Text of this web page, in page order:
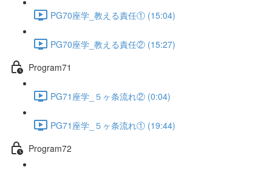
PG70座学_教える責任① (15:04)
PG70座学_教える責任② (15:27)
Program71
PG71座学_５ヶ条流れ② (0:04)
PG71座学_５ヶ条流れ① (19:44)
Program72